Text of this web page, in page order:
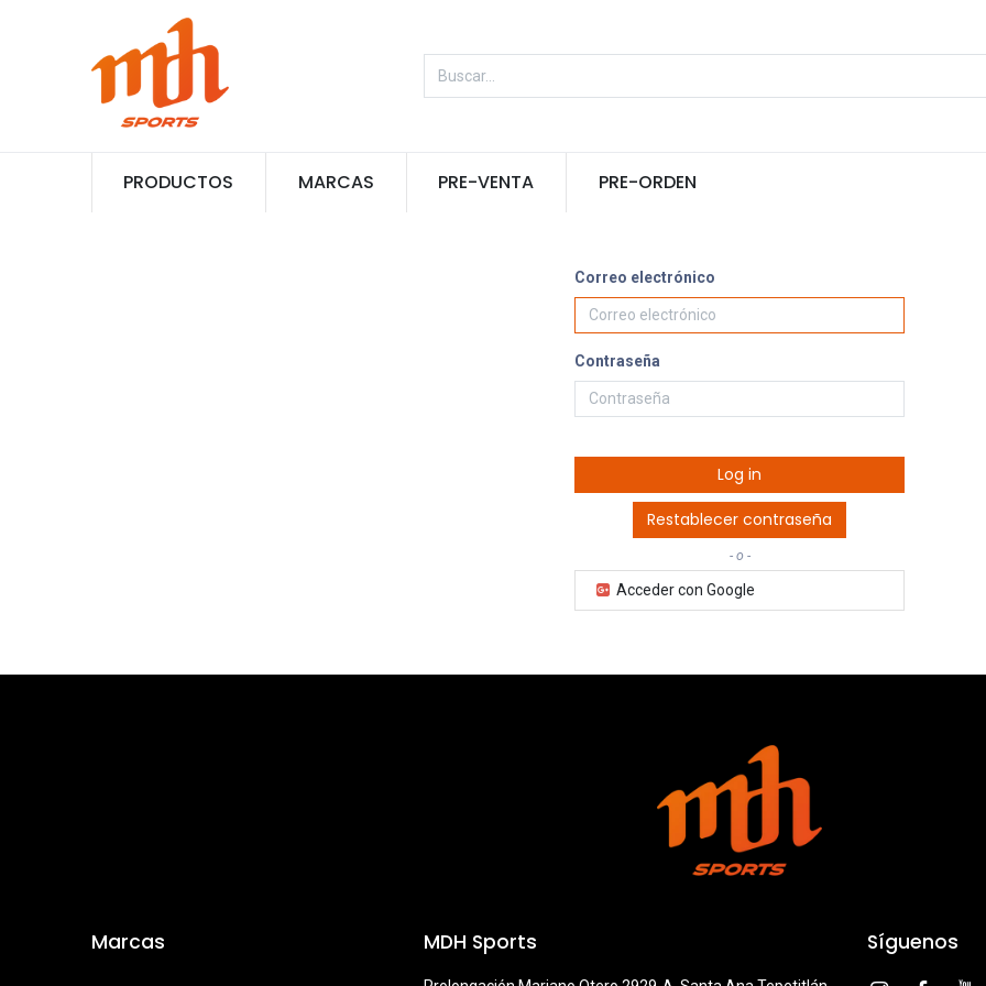
PRODUCTOS MARCAS PRE-VENTA PRE-ORDEN
Correo electrónico
Contraseña
Log in
Restablecer contraseña
- o -
Acceder con Google
Marcas MDH Sports Síguenos